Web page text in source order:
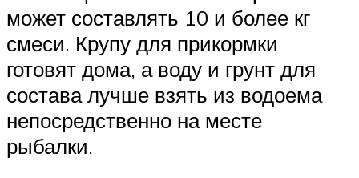
может составлять 10 и более кг
смеси. Крупу для прикормки
готовят дома, а воду и грунт для
состава лучше взять из водоема
непосредственно на месте
рыбалки.